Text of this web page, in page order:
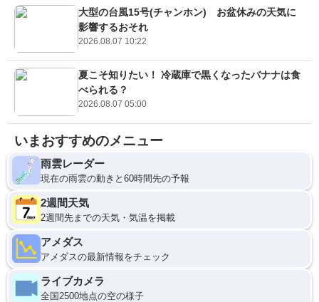
大型の台風15号(チャンホン) お盆休みの天気に
影響するおそれ
2026.08.07 10:22
夏こそ知りたい！ 冷蔵庫で黒くなったバナナは食
べられる？
2026.08.07 05:00
いまおすすめのメニュー
雨雲レーダー
現在の雨雲の動きと60時間先の予報
2週間天気
2週間先までの天気・気温を掲載
アメダス
アメダスの最新情報をチェック
ライブカメラ
全国2500地点の空の様子